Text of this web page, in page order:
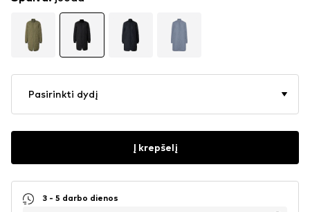
Pasirinkti dydį
Į krepšelį
3 - 5 darbo dienos